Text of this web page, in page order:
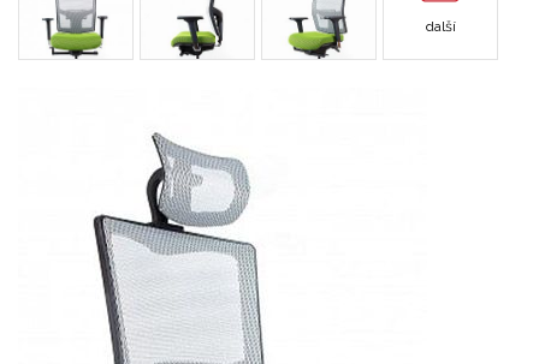
další